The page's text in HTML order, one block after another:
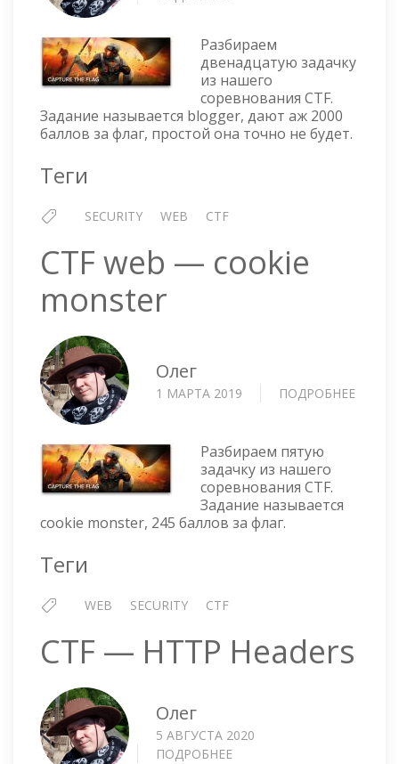
—
BLOGGER
Разбираем
двенадцатую задачку
из нашего
соревнования CTF.
Задание называется blogger, дают аж 2000
баллов за флаг, простой она точно не будет.
Теги
SECURITY WEB CTF
CTF web — cookie
monster
Олег
1 МАРТА 2019 ПОДРОБНЕЕ
Разбираем пятую
задачку из нашего
соревнования CTF.
Задание называется
cookie monster, 245 баллов за флаг.
Теги
WEB SECURITY CTF
CTF — HTTP Headers
Олег
5 АВГУСТА 2020
ПОДРОБНЕЕ